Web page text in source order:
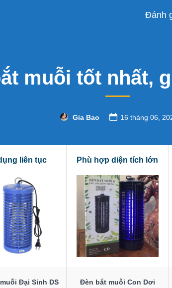
Đánh
muỗi tốt nhất,
Gia Bao 16 tháng 06,
liên tục
Đại Sinh DS
Phù hợp diện tích lớn
Đèn bắt muỗi Con Dơi